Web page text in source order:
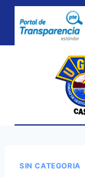
Skip
SIN CATEGORIA